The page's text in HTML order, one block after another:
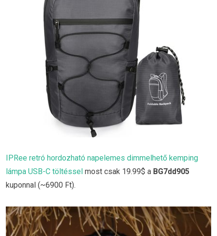
IPRee retró hordozható napelemes dimmelhető kemping
lámpa USB-C töltéssel most csak 19.99$ a BG7dd905
kuponnal (~6900 Ft).